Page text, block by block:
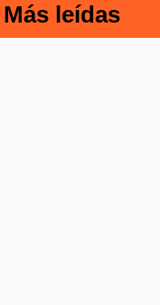
Más leídas